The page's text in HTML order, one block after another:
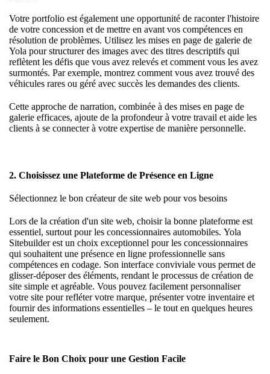
Votre portfolio est également une opportunité de raconter l'histoire
de votre concession et de mettre en avant vos compétences en
résolution de problèmes. Utilisez les mises en page de galerie de
Yola pour structurer des images avec des titres descriptifs qui
reflètent les défis que vous avez relevés et comment vous les avez
surmontés. Par exemple, montrez comment vous avez trouvé des
véhicules rares ou géré avec succès les demandes des clients.
Cette approche de narration, combinée à des mises en page de
galerie efficaces, ajoute de la profondeur à votre travail et aide les
clients à se connecter à votre expertise de manière personnelle.
2. Choisissez une Plateforme de Présence en Ligne
Sélectionnez le bon créateur de site web pour vos besoins
Lors de la création d'un site web, choisir la bonne plateforme est
essentiel, surtout pour les concessionnaires automobiles. Yola
Sitebuilderest un choix exceptionnel pour les concessionnaires
qui souhaitent une présence en ligne professionnelle sans
compétences en codage. Son interface conviviale vous permet de
glisser-déposer des éléments, rendant le processus de création de
site simple et agréable. Vous pouvez facilement personnaliser
votre site pour refléter votre marque, présenter votre inventaire et
fournir des informations essentielles – le tout en quelques heures
seulement.
Faire le Bon Choix pour une Gestion Facile